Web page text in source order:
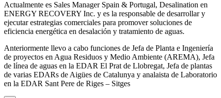
Actualmente es Sales Manager Spain & Portugal, Desalination en
ENERGY RECOVERY Inc. y es la responsable de desarrollar y
ejecutar estrategias comerciales para promover soluciones de
eficiencia energética en desalación y tratamiento de aguas.
Anteriormente llevo a cabo funciones de Jefa de Planta e Ingeniería
de proyectos en Agua Residuos y Medio Ambiente (AREMA), Jefa
de línea de aguas en la EDAR El Prat de Llobregat, Jefa de plantas
de varias EDARs de Aigües de Catalunya y analaista de Laboratorio
en la EDAR Sant Pere de Riges – Sitges